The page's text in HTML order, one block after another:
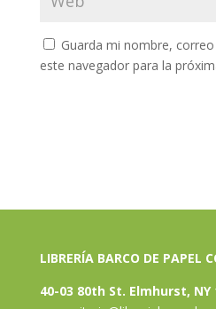
Guarda mi nombre,
este navegador para la
LIBRERÍA BARCO DE PAPEL
40-03 80th St. Elmhurst, NY